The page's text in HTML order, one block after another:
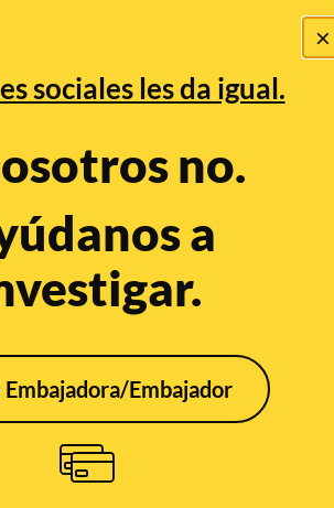
×
sociales les da igual.
no.
a
Embajadora/Embajador
Bulos
sobre la
días
10:56:00 AM